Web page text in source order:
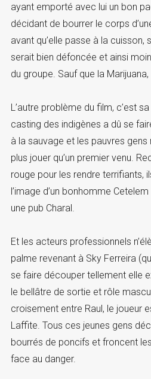
ayant emporté avec lui un bon
décidant de bourrer le corps
avant qu’elle passe à la cuisson,
serait bien défoncée et ainsi
du groupe. Sauf que la Marijuana,
L’autre problème du film, c’est
casting des indigènes a dû se
à la sauvage et les pauvres
plus jouer qu’un premier venu.
rouge pour les rendre terrifiants,
l’image d’un bonhomme
une pub Charal.
Et les acteurs professionnels
palme revenant à Sky Ferreira
se faire découper tellement elle
le bellâtre de sortie et rôle
croisement entre Raul, le joueur
Laffite. Tous ces jeunes gens
bourrés de poncifs et froncent
face au danger.